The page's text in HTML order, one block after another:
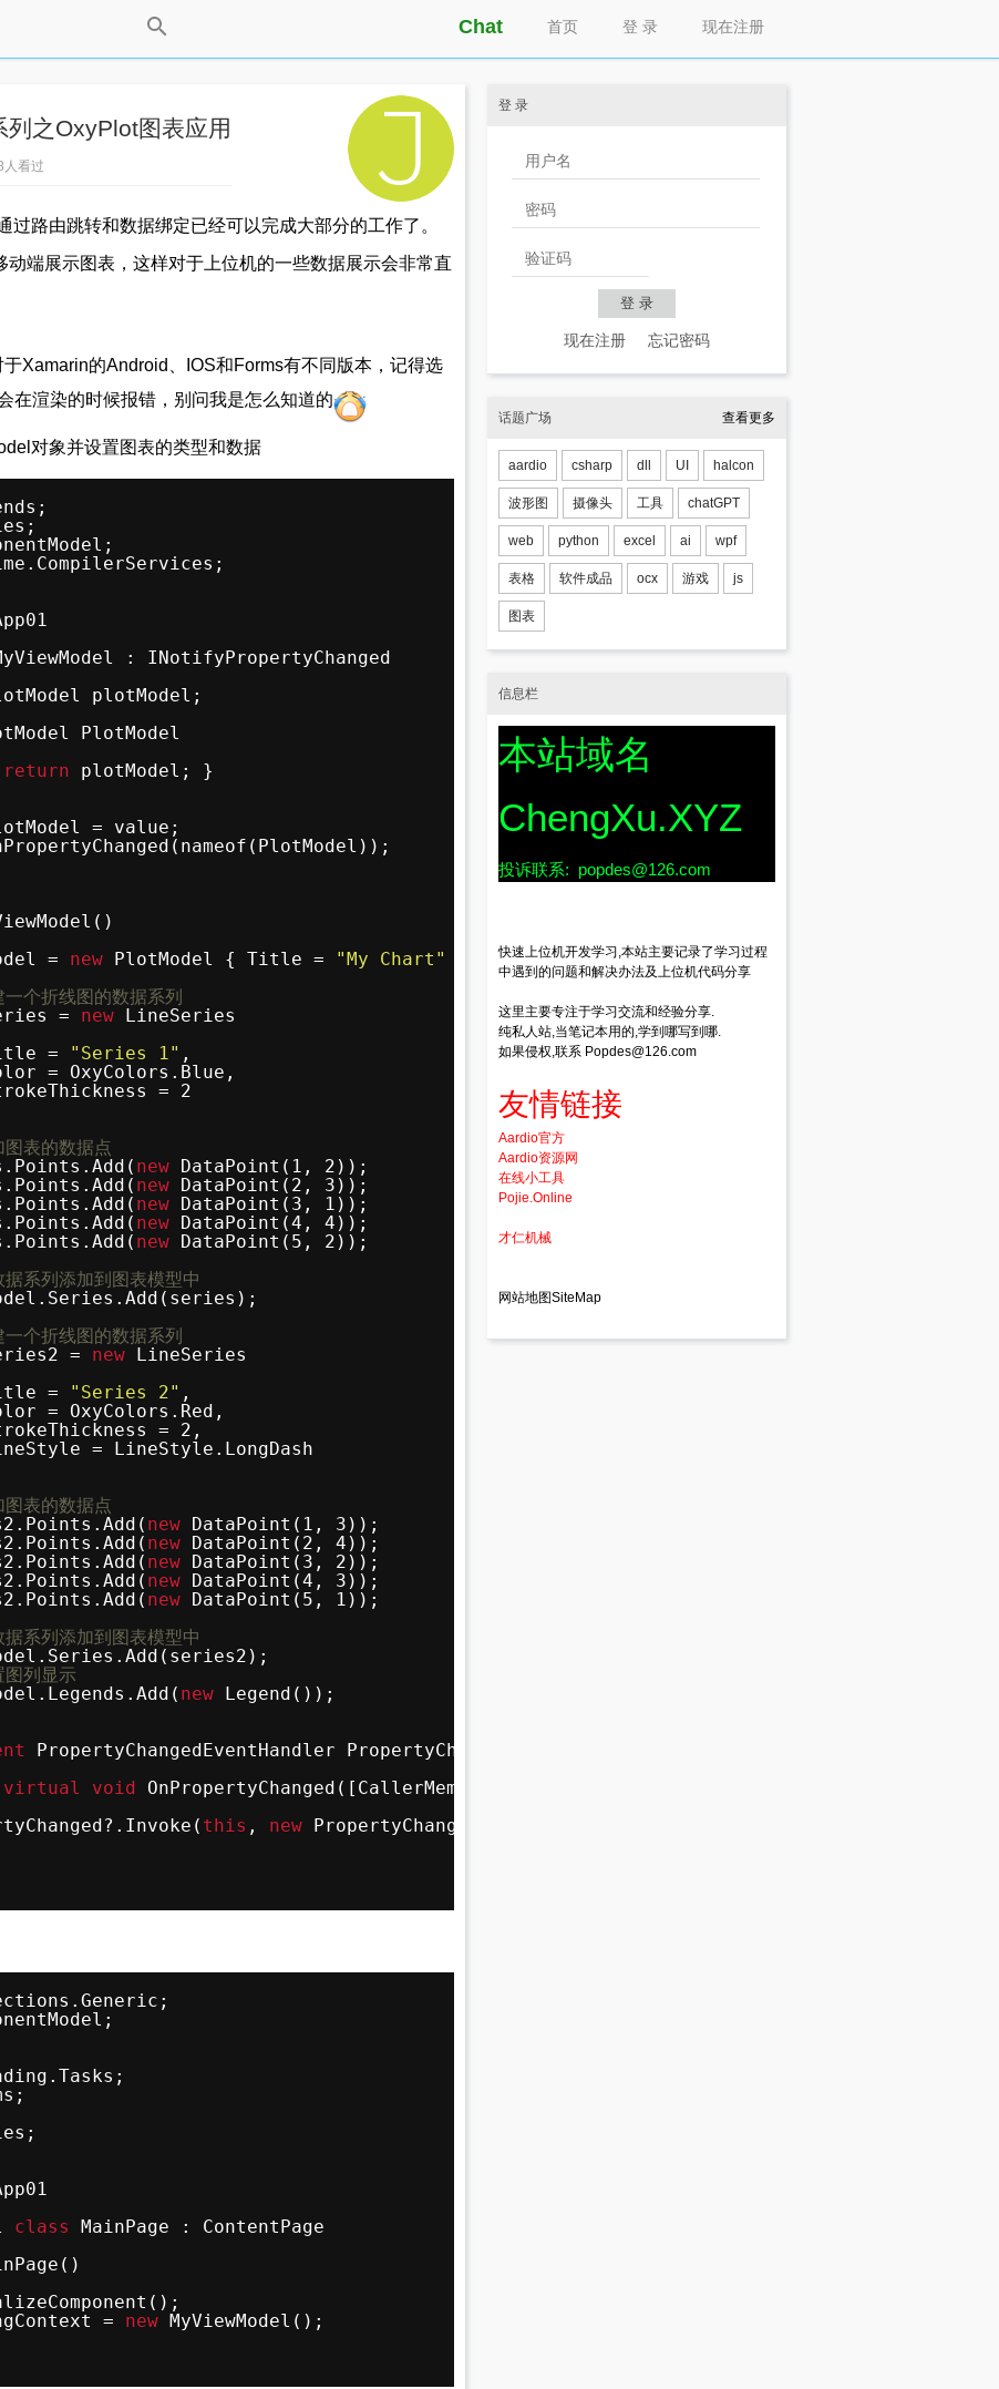
现在注册
登 录
首页
Chat
之OxyPlot图表应用
人看过
路由跳转和数据绑定已经可以完成大部分的工作了。
端展示图表，这样对于上位机的一些数据展示会非常直
Xamarin的Android、IOS和Forms有不同版本，记得选
在渲染的时候报错，别问我是怎么知道的
对象并设置图表的类型和数据
: INotifyPropertyChanged
plotModel;
PlotModel
return
plotModel; }
= value;
= new PlotModel { Title = "My Chart"
个折线图的数据系列
= new LineSeries
=
"Series 1" ,
= OxyColors.Blue,
= 2
表的数据点
new DataPoint(1, 2));
new DataPoint(2, 3));
new DataPoint(3, 1));
new DataPoint(4, 4));
new DataPoint(5, 2));
系列添加到图表模型中
个折线图的数据系列
= new LineSeries
=
"Series 2" ,
= OxyColors.Red,
= 2,
= LineStyle.LongDash
表的数据点
new DataPoint(1, 3));
new DataPoint(2, 4));
new DataPoint(3, 2));
new DataPoint(4, 3));
new DataPoint(5, 1));
系列添加到图表模型中
列显示
new Legend());
PropertyChangedEventHandler PropertyChanged;
virtual void OnPropertyChanged([CallerMemberName]
this , new PropertyChangedEventArgs(propertyName));
class
MainPage : ContentPage
= new MyViewModel();
登 录
现在注册 忘记密码
话题广场 查看更多
aardio csharp dll UI halcon
波形图 摄像头 工具 chatGPT
web python excel ai wpf
表格 软件成品 ocx 游戏 js
图表
信息栏
本站域名
ChengXu.XYZ
投诉联系: popdes@126.com
快速上位机开发学习,本站主要记录了学习过程
中遇到的问题和解决办法及上位机代码分享
这里主要专注于学习交流和经验分享.
纯私人站,当笔记本用的,学到哪写到哪.
如果侵权,联系 Popdes@126.com
友情链接
Aardio官方
Aardio资源网
在线小工具
Pojie.Online
才仁机械
网站地图SiteMap